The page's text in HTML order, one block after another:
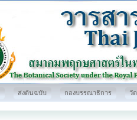
ส่งต้นฉบับ กองบรรณาธิการ วั